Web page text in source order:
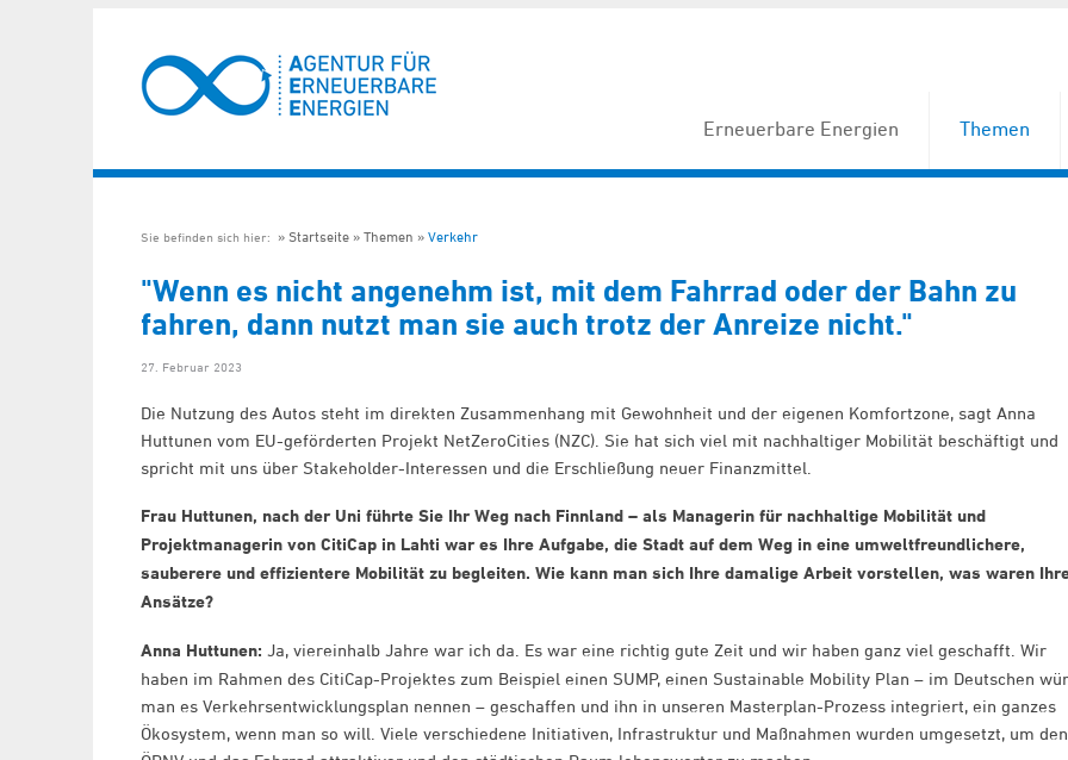
Erneuerbare Energien Themen
Sie befinden sich hier: Startseite Themen Verkehr
"Wenn es nicht angenehm ist, mit dem Fahrrad oder der Bahn zu
fahren, dann nutzt man sie auch trotz der Anreize nicht."
27. Februar 2023
Die Nutzung des Autos steht im direkten Zusammenhang mit Gewohnheit und der eigenen Komfortzone, sagt Anna
Huttunen vom EU-geförderten Projekt NetZeroCities (NZC). Sie hat sich viel mit nachhaltiger Mobilität beschäftigt und
spricht mit uns über Stakeholder-Interessen und die Erschließung neuer Finanzmittel.
Frau Huttunen, nach der Uni führte Sie Ihr Weg nach Finnland – als Managerin für nachhaltige Mobilität und
Projektmanagerin von CitiCap in Lahti war es Ihre Aufgabe, die Stadt auf dem Weg in eine umweltfreundlichere,
sauberere und effizientere Mobilität zu begleiten. Wie kann man sich Ihre damalige Arbeit vorstellen, was waren
Ansätze?
Anna Huttunen: Ja, viereinhalb Jahre war ich da. Es war eine richtig gute Zeit und wir haben ganz viel geschafft. Wir
haben im Rahmen des CitiCap-Projektes zum Beispiel einen SUMP, einen Sustainable Mobility Plan – im Deutschen
man es Verkehrsentwicklungsplan nennen – geschaffen und ihn in unseren Masterplan-Prozess integriert, ein ganzes
Ökosystem, wenn man so will. Viele verschiedene Initiativen, Infrastruktur und Maßnahmen wurden umgesetzt, um den